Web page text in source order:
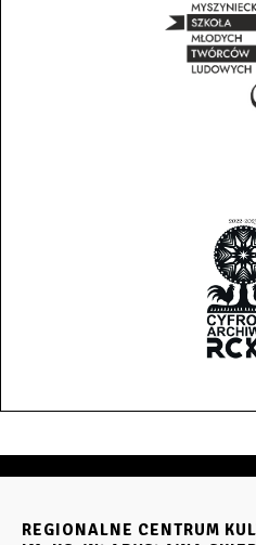
REGIONALNE CENTRUM